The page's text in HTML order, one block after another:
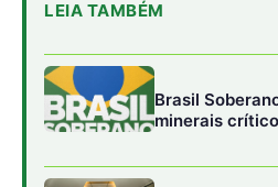
Fantasmas da Boi Gordo
Fazendas Reunidas Boi Gordo,